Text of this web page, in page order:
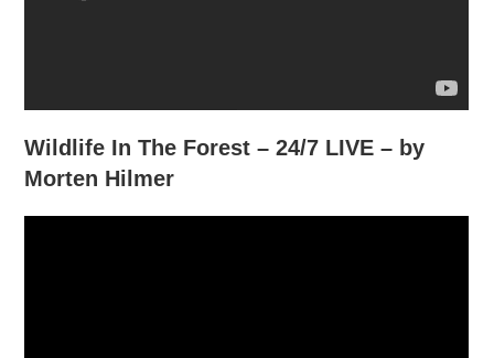
Wildlife In The Forest – 24/7 LIVE – by
Morten Hilmer